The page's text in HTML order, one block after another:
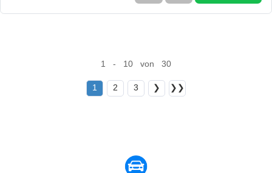
1 - 10 von 30
1 2 3 ❯ ❯❯